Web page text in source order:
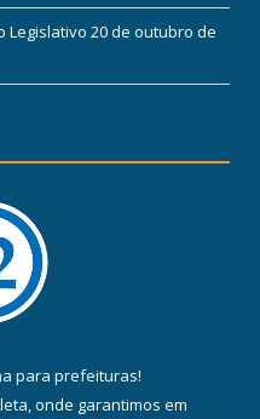
Legislativo 20 de outubro de
para prefeituras!
onde garantimos em